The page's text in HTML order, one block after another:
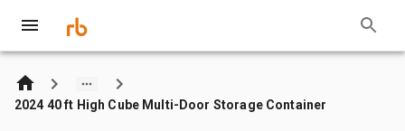
2024 40 ft High Cube Multi-Door Storage Container